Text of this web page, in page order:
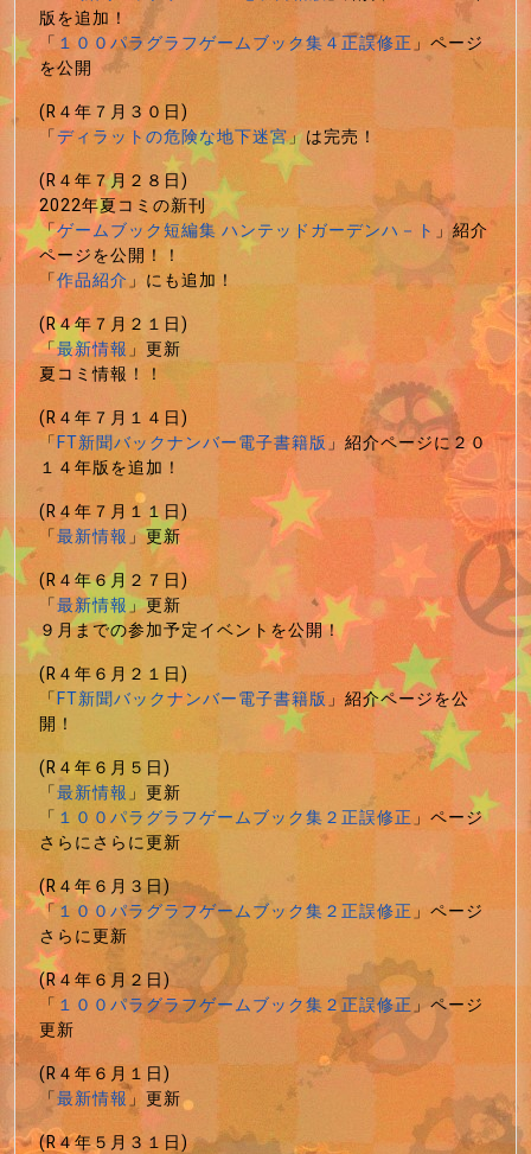
版を追加！
「 １００パラグラフゲームブック集４正誤修正」ページ
を公開
(R４年７月３０日)
「ディラットの危険な地下迷宮」は完売！
(R４年７月２８日)
2022年夏コミの新刊
「ゲームブック短編集 ハンテッドガーデンハ－ト 」紹介
ページを公開！！
「作品紹介」にも追加！
(R４年７月２１日)
「最新情報」更新
夏コミ情報！！
(R４年７月１４日)
「FT新聞バックナンバー電子書籍版」紹介ページに２０
１４年版を追加！
(R４年７月１１日)
「最新情報」更新
(R４年６月２７日)
「最新情報」更新
９月までの参加予定イベントを公開！
(R４年６月２１日)
「FT新聞バックナンバー電子書籍版」紹介ページを公
開！
(R４年６月５日)
「最新情報」更新
「 １００パラグラフゲームブック集２正誤修正」ページ
さらにさらに更新
(R４年６月３日)
「１００パラグラフゲームブック集２正誤修正」ページ
さらに更新
(R４年６月２日)
「 １００パラグラフゲームブック集２正誤修正」ページ
更新
(R４年６月１日)
「最新情報」更新
(R４年５月３１日)